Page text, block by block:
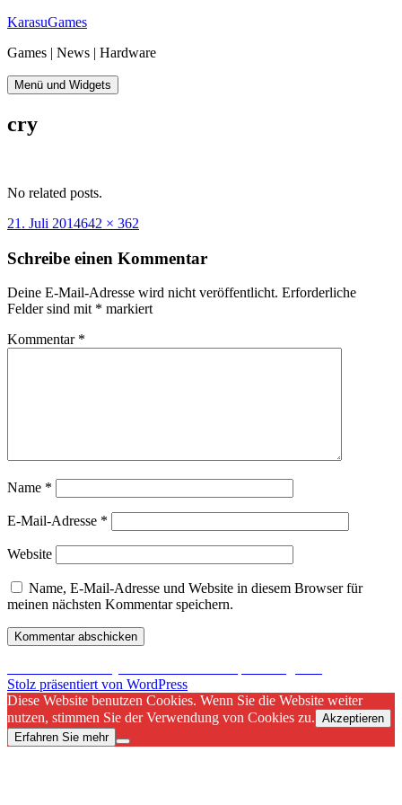
Zum
springen
KarasuGames
Games | News | Hardware
Menü und Widgets
cry
No related posts.
Veröffentlicht
21. Juli 2014Originalgröße
642 × 362
Schreibe einen Kommentar
Deine E-Mail-Adresse wird nicht veröffentlicht. Erforderliche
Felder sind mit * markiert
Kommentar *
Name *
E-Mail-Adresse *
Website
Name, E-Mail-Adresse und Website in diesem Browser für
meinen nächsten Kommentar speichern.
Beitragsnavigation
Stolz präsentiert von WordPress
Diese Website benutzen Cookies. Wenn Sie die Website weiter
nutzen, stimmen Sie der Verwendung von Cookies zu. Akzeptieren
Erfahren Sie mehr